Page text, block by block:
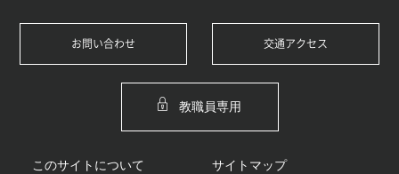
お問い合わせ 交通アクセス
教職員専用
サイトマップ
このサイトについて